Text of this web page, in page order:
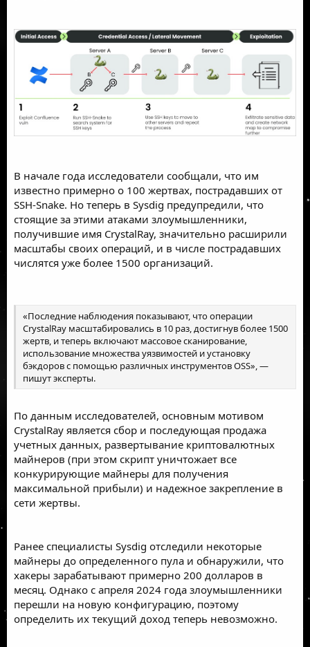
В начале года исследователи сообщали, что им
известно примерно о 100 жертвах, пострадавших от
SSH-Snake. Но теперь в Sysdig предупредили, что
стоящие за этими атаками злоумышленники,
получившие имя CrystalRay, значительно расширили
масштабы своих операций, и в числе пострадавших
числятся уже более 1500 организаций.
«Последние наблюдения показывают, что операции
CrystalRay масштабировались в 10 раз, достигнув более 1500
жертв, и теперь включают массовое сканирование,
использование множества уязвимостей и установку
бэкдоров с помощью различных инструментов OSS», —
пишут эксперты.
По данным исследователей, основным мотивом
CrystalRay является сбор и последующая продажа
учетных данных, развертывание криптовалютных
майнеров (при этом скрипт уничтожает все
конкурирующие майнеры для получения
максимальной прибыли) и надежное закрепление в
сети жертвы.
Ранее специалисты Sysdig отследили некоторые
майнеры до определенного пула и обнаружили, что
хакеры зарабатывают примерно 200 долларов в
месяц. Однако с апреля 2024 года злоумышленники
перешли на новую конфигурацию, поэтому
определить их текущий доход теперь невозможно.